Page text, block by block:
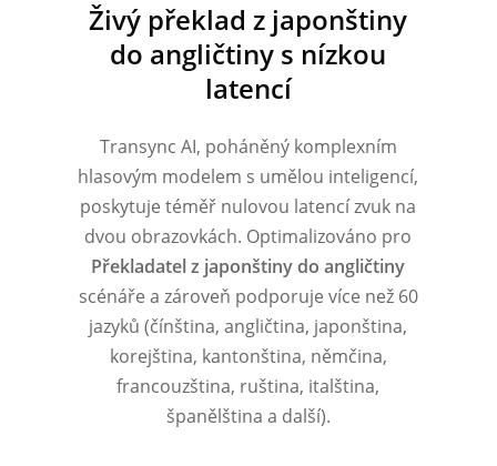
Živý překlad z japonštiny
do angličtiny s nízkou
latencí
Transync AI, poháněný komplexním
hlasovým modelem s umělou inteligencí,
poskytuje téměř nulovou latencí zvuk na
dvou obrazovkách. Optimalizováno pro
Překladatel z japonštiny do angličtiny
scénáře a zároveň podporuje více než 60
jazyků (čínština, angličtina, japonština,
korejština, kantonština, němčina,
francouzština, ruština, italština,
španělština a další).